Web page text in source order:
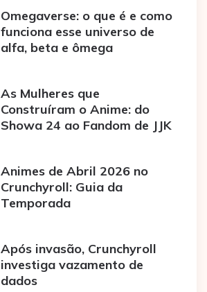
Omegaverse: o que é e como
funciona esse universo de
alfa, beta e ômega
As Mulheres que
Construíram o Anime: do
Showa 24 ao Fandom de JJK
Animes de Abril 2026 no
Crunchyroll: Guia da
Temporada
Após invasão, Crunchyroll
investiga vazamento de
dados